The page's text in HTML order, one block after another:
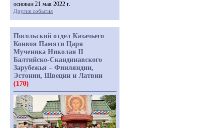
основан 21 мая 2022 г.
Другие события
Посольский отдел Казачьего
Конвоя Памяти Царя
Мученика Николая II
Балтийско-Скандинавского
Зарубежья – Финляндии,
Эстонии, Швеции и Латвии
(170)